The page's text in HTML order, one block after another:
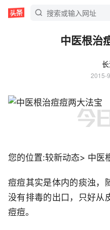
中医根治
2015-
您的位置:较新动态> 中医
痘痘其实是体内的痰浊，
没有排毒的出口，只好从
痘痘。